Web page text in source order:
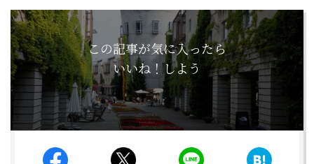
この記事が気に入ったら
いいね！しよう